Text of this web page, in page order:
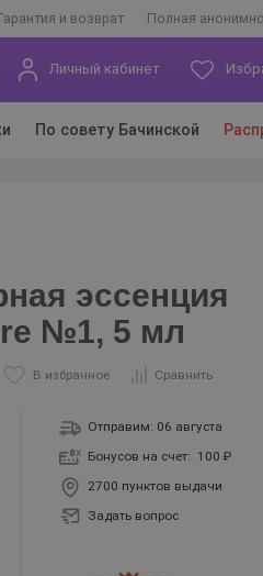
и возврат Полная
Личный кабинет
По совету Бачинской
эссенция
№1, 5 мл
В избранное Сравнить
Отправим: 06 августа
Бонусов на счет:100 ₽
2700 пунктов выдачи
Задать вопрос